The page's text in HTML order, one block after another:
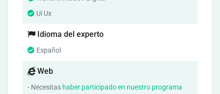
Ui Ux
Idioma del experto
Español
Web
- Necesitas haber participado en nuestro programa